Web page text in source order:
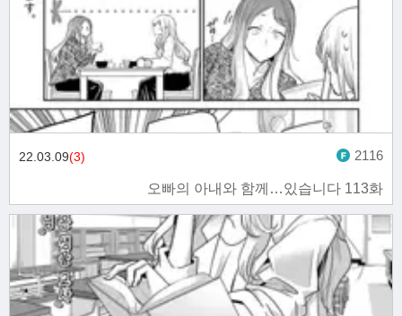
오빠의 아내와 함께…있습니다 113화
22.03.09(3) 2116